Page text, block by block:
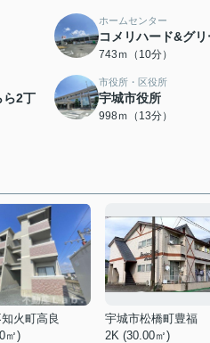
ホームセンター
コメリハード&グ
743ｍ（10分）
ら2丁
市役所・区役所
宇城市役所
998ｍ（13分）
火町高良
㎡)
宇城市松橋町豊福
2K (30.00㎡)